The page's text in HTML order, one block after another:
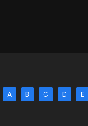
A B C D E